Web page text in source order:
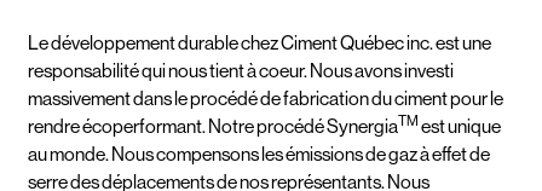
Le développement durable chez Ciment Québec inc. est une
responsabilité qui nous tient à coeur. Nous avons investi
massivement dans le procédé de fabrication du ciment pour le
rendre écoperformant. Notre procédé SynergiaTM est unique
au monde. Nous compensons les émissions de gaz à effet de
serre des déplacements de nos représentants. Nous